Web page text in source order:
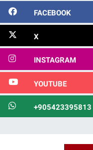
FACEBOOK
X
INSTAGRAM
YOUTUBE
+905423395813